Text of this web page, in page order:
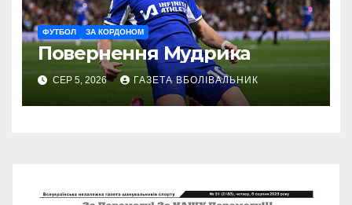
ФУТБОЛ ЗА КОРДОНОМ
Повернення Мудрика
СЕР 5, 2026 ГАЗЕТА ВБОЛІВАЛЬНИК